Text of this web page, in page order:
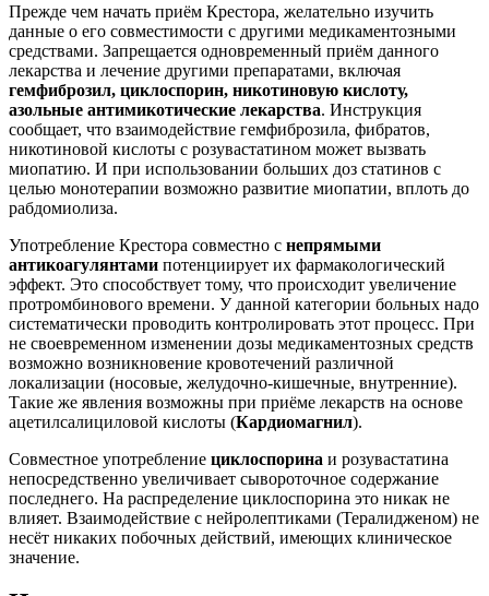
Прежде чем начать приём Крестора, желательно изучить
данные о его совместимости с другими медикаментозными
средствами. Запрещается одновременный приём данного
лекарства и лечение другими препаратами, включая
гемфиброзил, циклоспорин, никотиновую кислоту,
азольные антимикотические лекарства. Инструкция
сообщает, что взаимодействие гемфиброзила, фибратов,
никотиновой кислоты с розувастатином может вызвать
миопатию. И при использовании больших доз статинов с
целью монотерапии возможно развитие миопатии, вплоть до
рабдомиолиза.
Употребление Крестора совместно с непрямыми
антикоагулянтами потенциирует их фармакологический
эффект. Это способствует тому, что происходит увеличение
протромбинового времени. У данной категории больных надо
систематически проводить контролировать этот процесс. При
не своевременном изменении дозы медикаментозных средств
возможно возникновение кровотечений различной
локализации (носовые, желудочно-кишечные, внутренние).
Такие же явления возможны при приёме лекарств на основе
ацетилсалициловой кислоты (Кардиомагнил).
Совместное употребление циклоспорина и розувастатина
непосредственно увеличивает сывороточное содержание
последнего. На распределение циклоспорина это никак не
влияет. Взаимодействие с нейролептиками (Тералидженом) не
несёт никаких побочных действий, имеющих клиническое
значение.